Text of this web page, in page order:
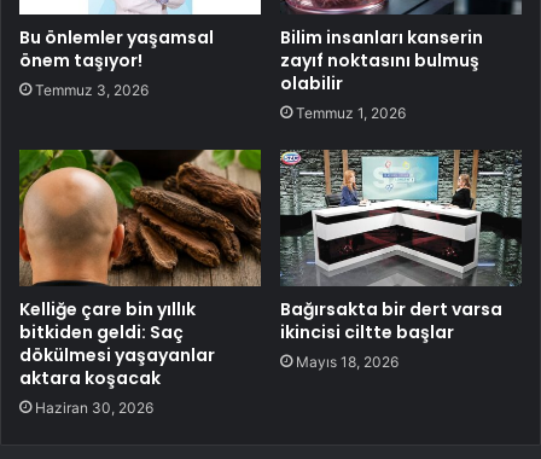
Bu önlemler yaşamsal
önem taşıyor!
Temmuz 3, 2026
Bilim insanları kanserin
zayıf noktasını bulmuş
olabilir
Temmuz 1, 2026
Kelliğe çare bin yıllık
bitkiden geldi: Saç
dökülmesi yaşayanlar
aktara koşacak
Haziran 30, 2026
Bağırsakta bir dert varsa
ikincisi ciltte başlar
Mayıs 18, 2026